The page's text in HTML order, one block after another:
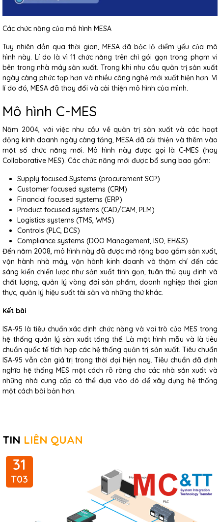
Các chức năng của mô hình MESA
Tuy nhiên dần qua thời gian, MESA đã bộc lộ điểm yếu của mô
hình này. Lí do là vì 11 chức năng trên chỉ gói gọn trong phạm vi
bên trong nhà máy sản xuất. Trong khi nhu cầu quản trị sản xuất
ngày càng phức tạp hơn và nhiều công nghệ mới xuất hiện hơn. Vì
lí do đó, MESA đã thay đổi và cải thiện mô hình của mình.
Mô hình C-MES
Năm 2004, với việc nhu cầu về quản trị sản xuất và các hoạt
động kinh doanh ngày càng tăng, MESA đã cải thiện và thêm vào
một số chức năng mới. Mô hình này được gọi là C-MES (hay
Collaborative MES). Các chức năng mới được bổ sung bao gồm:
Supply focused Systems (procurement SCP)
Customer focused systems (CRM)
Financial focused systems (ERP)
Product focused systems (CAD/CAM, PLM)
Logistics systems (TMS, WMS)
Controls (PLC, DCS)
Compliance systems (DOO Management, ISO, EH&S)
Đến năm 2008, mô hình này đã được mở rộng bao gồm sản xuất,
vận hành nhà máy, vận hành kinh doanh và thậm chí đến các
sáng kiến ​​chiến lược như sản xuất tinh gọn, tuân thủ quy định và
chất lượng, quản lý vòng đời sản phẩm, doanh nghiệp thời gian
thực, quản lý hiệu suất tài sản và những thứ khác.
Kết bài
ISA-95 là tiêu chuẩn xác định chức năng và vai trò của MES trong
hệ thống quản lý sản xuất tổng thể. Là một hình mẫu và là tiêu
chuẩn quốc tế tích hợp các hệ thống quản trị sản xuất. Tiêu chuẩn
ISA-95 vẫn còn giá trị trong thời đại hiện nay. Tiêu chuẩn đã định
nghĩa hệ thống MES một cách rõ ràng cho các nhà sản xuất và
những nhà cung cấp có thể dựa vào đó để xây dựng hệ thống
một cách bài bản hơn.
TIN LIÊN QUAN
31
T03